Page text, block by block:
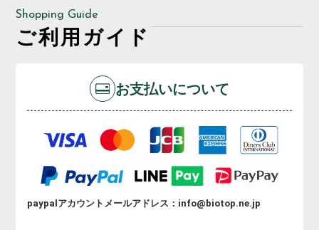
Shopping Guide
ご利用ガイド
お支払いについて
paypalアカウントメールアドレス：info@biotop.ne.jp